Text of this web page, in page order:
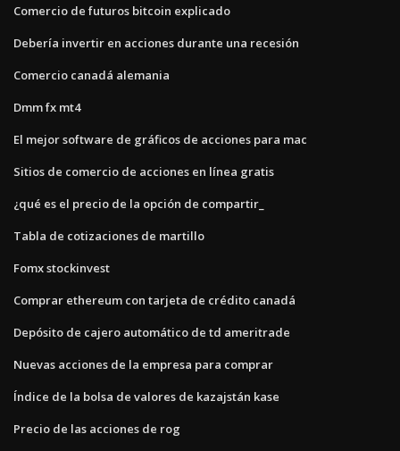
Comercio de futuros bitcoin explicado
Debería invertir en acciones durante una recesión
Comercio canadá alemania
Dmm fx mt4
El mejor software de gráficos de acciones para mac
Sitios de comercio de acciones en línea gratis
¿qué es el precio de la opción de compartir_
Tabla de cotizaciones de martillo
Fomx stockinvest
Comprar ethereum con tarjeta de crédito canadá
Depósito de cajero automático de td ameritrade
Nuevas acciones de la empresa para comprar
Índice de la bolsa de valores de kazajstán kase
Precio de las acciones de rog